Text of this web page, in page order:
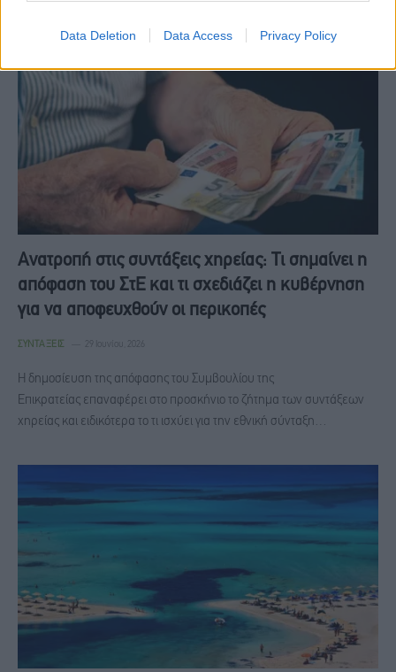
Data Deletion Data Access Privacy Policy
Ανατροπή στις συντάξεις χηρείας: Τι σημαίνει η
απόφαση του ΣτΕ και τι σχεδιάζει η κυβέρνηση
για να αποφευχθούν οι περικοπές
ΣΥΝΤΆΞΕΙΣ 29 Ιουνίου, 2026
Η δημοσίευση της απόφασης του Συμβουλίου της
Επικρατείας επαναφέρει στο προσκήνιο το ζήτημα των συντάξεων
χηρείας και ειδικότερα το τι ισχύει για την εθνική σύνταξη…